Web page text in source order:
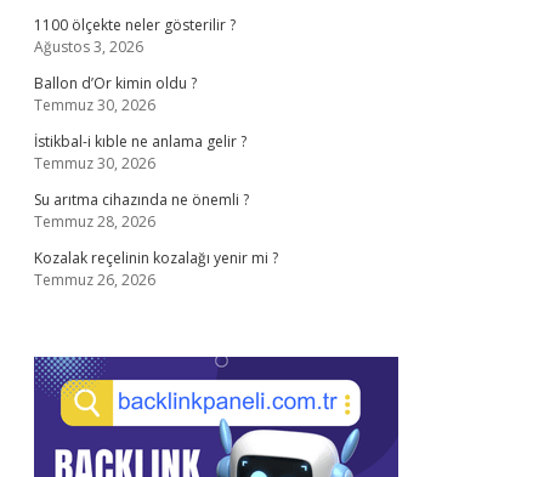
1100 ölçekte neler gösterilir ?
Ağustos 3, 2026
Ballon d’Or kimin oldu ?
Temmuz 30, 2026
İstikbal-i kıble ne anlama gelir ?
Temmuz 30, 2026
Su arıtma cihazında ne önemli ?
Temmuz 28, 2026
Kozalak reçelinin kozalağı yenir mi ?
Temmuz 26, 2026